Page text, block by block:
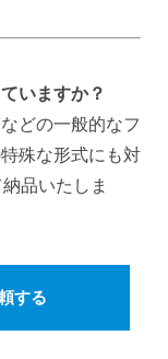
いますか？
どの一般的なフ
殊な形式にも対
品いたしま
する